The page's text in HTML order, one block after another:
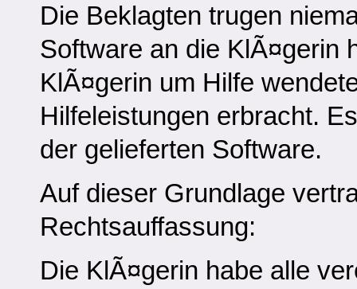
Die Beklagten trugen
Software an die KlÃ¤gerin
KlÃ¤gerin um Hilfe
Hilfeleistungen erbracht.
der gelieferten Software.
Auf dieser Grundlage
Rechtsauffassung:
Die KlÃ¤gerin habe alle